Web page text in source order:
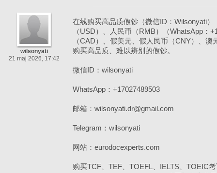
wilsonyati
21 maj 2026, 17:42
在线购买高品质假钞（微信ID：Wilsonyati
（USD）、人民币（RMB）（WhatsApp：
（CAD）、假美元、假人民币（CNY）、
购买高品质、难以辨别的假钞。
微信ID：wilsonyati
WhatsApp：+17027489503
邮箱：wilsonyati.dr@gmail.com
Telegram：wilsonyati
网站：eurodocexperts.com
购买TCF、TEF、TOEFL、IELTS、TOEIC